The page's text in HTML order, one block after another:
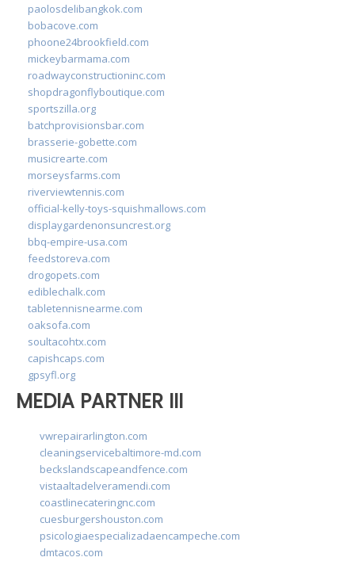
paolosdelibangkok.com
bobacove.com
phoone24brookfield.com
mickeybarmama.com
roadwayconstructioninc.com
shopdragonflyboutique.com
sportszilla.org
batchprovisionsbar.com
brasserie-gobette.com
musicrearte.com
morseysfarms.com
riverviewtennis.com
official-kelly-toys-squishmallows.com
displaygardenonsuncrest.org
bbq-empire-usa.com
feedstoreva.com
drogopets.com
ediblechalk.com
tabletennisnearme.com
oaksofa.com
soultacohtx.com
capishcaps.com
gpsyfl.org
MEDIA PARTNER III
vwrepairarlington.com
cleaningservicebaltimore-md.com
beckslandscapeandfence.com
vistaaltadelveramendi.com
coastlinecateringnc.com
cuesburgershouston.com
psicologiaespecializadaencampeche.com
dmtacos.com